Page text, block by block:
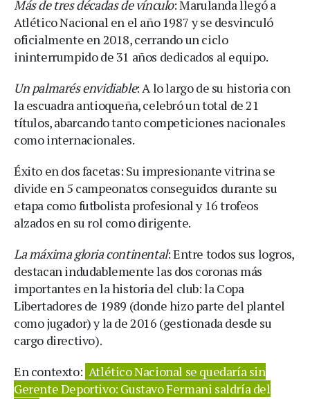
Más de tres décadas de vínculo: Marulanda llegó a
Atlético Nacional en el año 1987 y se desvinculó
oficialmente en 2018, cerrando un ciclo
ininterrumpido de 31 años dedicados al equipo.
Un palmarés envidiable: A lo largo de su historia con
la escuadra antioqueña, celebró un total de 21
títulos, abarcando tanto competiciones nacionales
como internacionales.
Éxito en dos facetas: Su impresionante vitrina se
divide en 5 campeonatos conseguidos durante su
etapa como futbolista profesional y 16 trofeos
alzados en su rol como dirigente.
La máxima gloria continental: Entre todos sus logros,
destacan indudablemente las dos coronas más
importantes en la historia del club: la Copa
Libertadores de 1989 (donde hizo parte del plantel
como jugador) y la de 2016 (gestionada desde su
cargo directivo).
En contexto: Atlético Nacional se quedaría sin
Gerente Deportivo: Gustavo Fermani saldría del